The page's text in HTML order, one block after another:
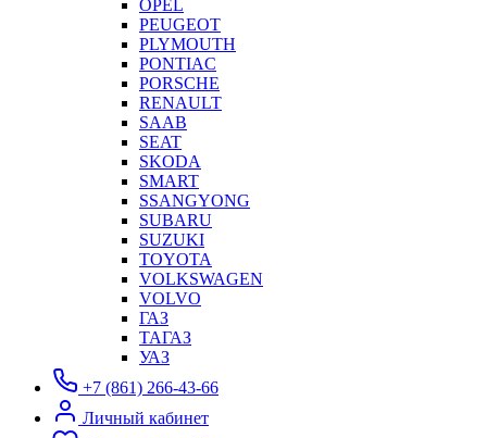
OPEL
PEUGEOT
PLYMOUTH
PONTIAC
PORSCHE
RENAULT
SAAB
SEAT
SKODA
SMART
SSANGYONG
SUBARU
SUZUKI
TOYOTA
VOLKSWAGEN
VOLVO
ГАЗ
ТАГАЗ
УАЗ
+7 (861) 266-43-66
Личный кабинет